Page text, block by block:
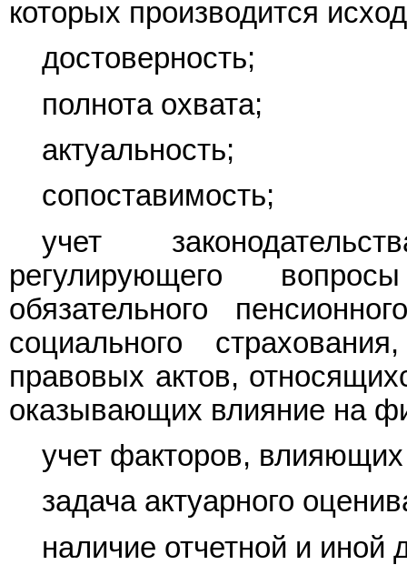
которых производится
достоверность;
полнота охвата;
актуальность;
сопоставимость;
учет
регулирующего
обязательного
социального
правовых актов,
оказывающих влияние на
учет факторов,
задача актуарного
наличие отчетной и